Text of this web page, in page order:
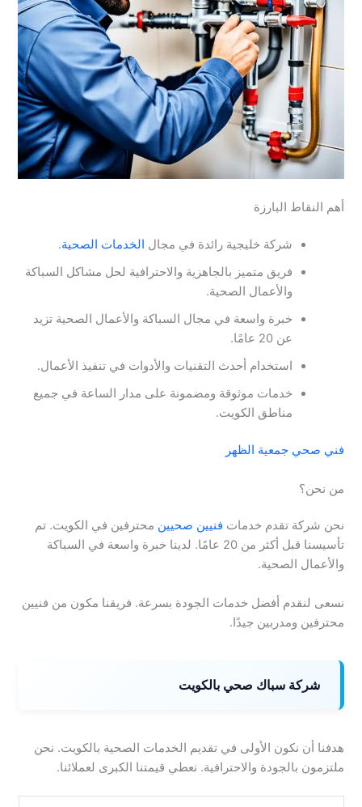
أهم النقاط البارزة
شركة خليجية رائدة في مجال الخدمات الصحية.
فريق متميز بالجاهزية والاحترافية لحل مشاكل السباكة
والأعمال الصحية.
خبرة واسعة في مجال السباكة والأعمال الصحية تزيد
عن 20 عامًا.
استخدام أحدث التقنيات والأدوات في تنفيذ الأعمال.
خدمات موثوقة ومضمونة على مدار الساعة في جميع
مناطق الكويت.
فني صحي جمعية الظهر
من نحن؟
نحن شركة تقدم خدمات فنيين صحيين محترفين في الكويت. تم
تأسيسنا قبل أكثر من 20 عامًا. لدينا خبرة واسعة في السباكة
والأعمال الصحية.
نسعى لنقدم أفضل خدمات الجودة بسرعة. فريقنا مكون من فنيين
محترفين ومدربين جيدًا.
شركة سباك صحي بالكويت
هدفنا أن نكون الأولى في تقديم الخدمات الصحية بالكويت. نحن
ملتزمون بالجودة والاحترافية. نعطي قيمتنا الكبرى لعملائنا.